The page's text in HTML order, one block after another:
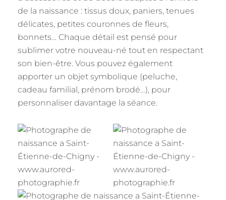
de la naissance : tissus doux, paniers, tenues
délicates, petites couronnes de fleurs,
bonnets… Chaque détail est pensé pour
sublimer votre nouveau-né tout en respectant
son bien-être. Vous pouvez également
apporter un objet symbolique (peluche,
cadeau familial, prénom brodé…), pour
personnaliser davantage la séance.